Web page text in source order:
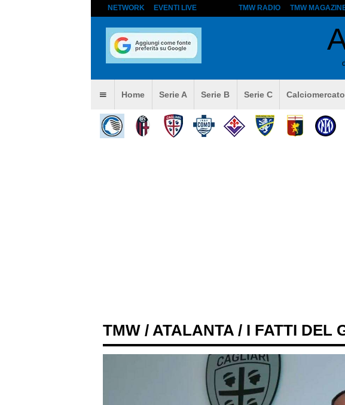
NETWORK EVENTI LIVE TMW RADIO TMW
Home Serie A Serie B Serie C Calciomercato
TMW / ATALANTA / I FATTI DEL